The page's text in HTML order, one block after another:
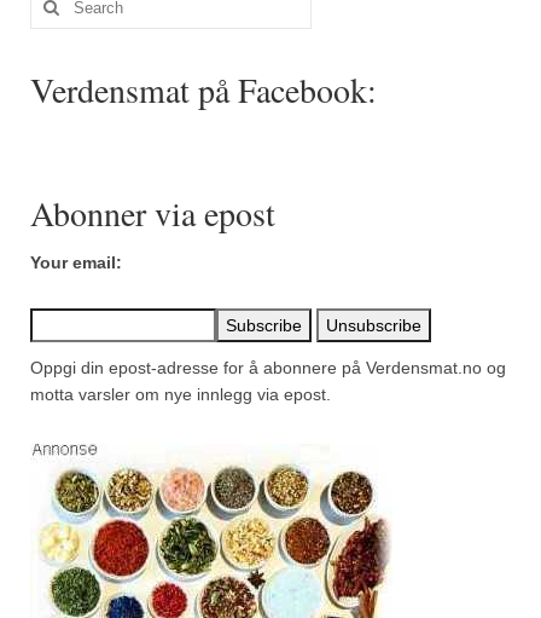
Mirepoix
Norsk fjordkrydder
Paprikapulver, pikant
Parisisk pepper
Quatre épices
Salvie
Sar (bønneurt)
Selleriblader
for:
Verdensmat på Facebook:
Abonner via epost
Your email:
Oppgi din epost-adresse for å abonnere på Verdensmat.no og
motta varsler om nye innlegg via epost.